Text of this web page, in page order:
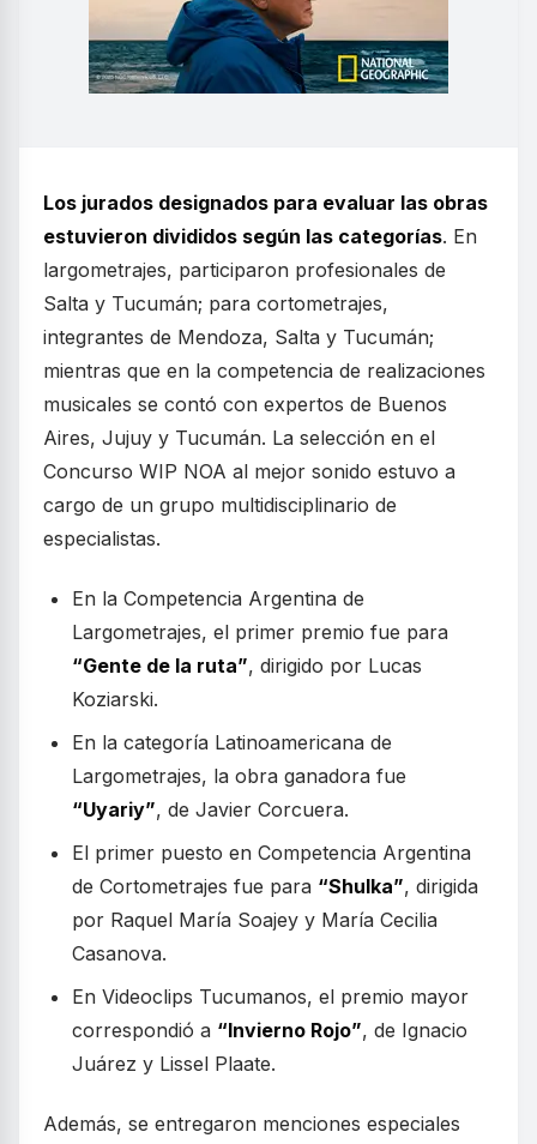
Los jurados designados para evaluar las obras
estuvieron divididos según las categorías. En
largometrajes, participaron profesionales de
Salta y Tucumán; para cortometrajes,
integrantes de Mendoza, Salta y Tucumán;
mientras que en la competencia de realizaciones
musicales se contó con expertos de Buenos
Aires, Jujuy y Tucumán. La selección en el
Concurso WIP NOA al mejor sonido estuvo a
cargo de un grupo multidisciplinario de
especialistas.
En la Competencia Argentina de
Largometrajes, el primer premio fue para
“Gente de la ruta”, dirigido por Lucas
Koziarski.
En la categoría Latinoamericana de
Largometrajes, la obra ganadora fue
“Uyariy”, de Javier Corcuera.
El primer puesto en Competencia Argentina
de Cortometrajes fue para “Shulka”, dirigida
por Raquel María Soajey y María Cecilia
Casanova.
En Videoclips Tucumanos, el premio mayor
correspondió a “Invierno Rojo”, de Ignacio
Juárez y Lissel Plaate.
Además, se entregaron menciones especiales